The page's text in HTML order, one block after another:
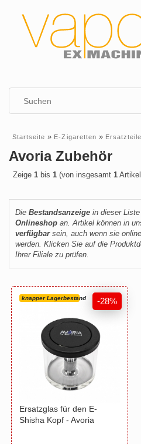
Startseite » E-Zigaretten » Ersatzteile
Avoria Zubehör
Zeige 1 bis 1 (von insgesamt 1
Die Bestandsanzeige in dieser
Onlineshop an. Artikel können in
verfügbarsein, auch wenn sie
werden. Klicken Sie auf die
Ihrer Filiale zu prüfen.
knapper Lagerbestand
Ersatzglas für den E-
Shisha Kopf - Avoria
-28%